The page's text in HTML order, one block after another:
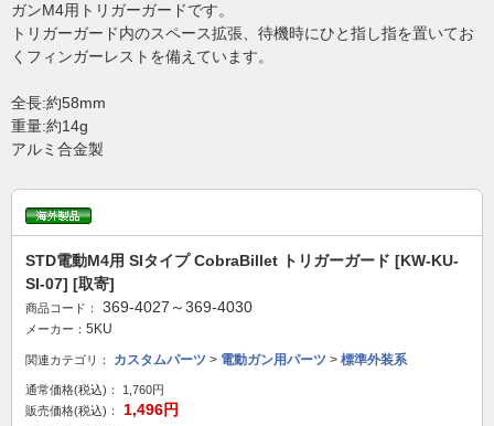
ガンM4用トリガーガードです。
トリガーガード内のスペース拡張、待機時にひと指し指を置いてお
くフィンガーレストを備えています。
全長:約58mm
重量:約14g
アルミ合金製
STD電動M4用 SIタイプ CobraBillet トリガーガード [KW-KU-
SI-07] [取寄]
商品コード： 369-4027～369-4030
メーカー： 5KU
関連カテゴリ： カスタムパーツ > 電動ガン用パーツ > 標準外装系
通常価格(税込)：
1,760円
販売価格(税込)：
1,496円